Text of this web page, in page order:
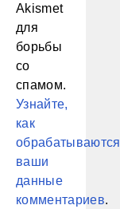
Akismet
для
борьбы
со
спамом.
Узнайте,
как
обрабатываются
ваши
данные
комментариев.